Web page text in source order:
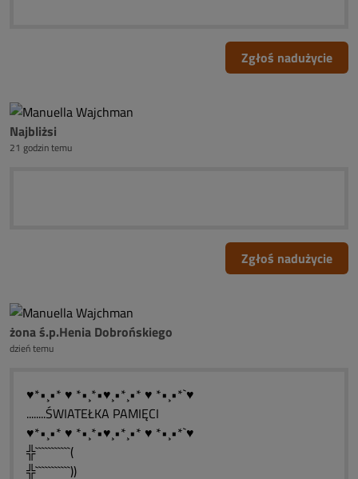
Zgłoś nadużycie
Najbliżsi
21 godzin temu
Zgłoś nadużycie
żona ś.p.Henia Dobrońskiego
dzień temu
♥*•¸•* ♥ *•¸*•♥¸•*¸•* ♥ *•¸•*`♥
........ŚWIATEŁKA PAMIĘCI
♥*•¸•* ♥ *•¸*•♥¸•*¸•* ♥ *•¸•*`♥
╬```````````(
╬```````````))